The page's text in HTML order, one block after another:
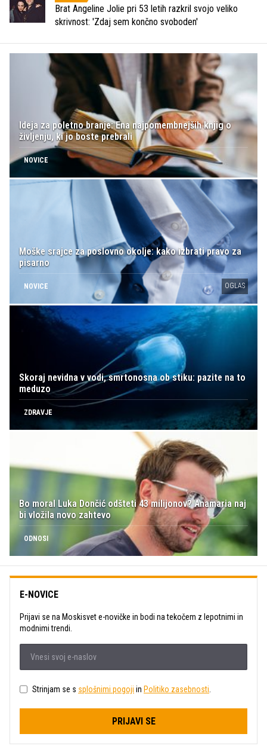
Brat Angeline Jolie pri 53 letih razkril svojo veliko
skrivnost: 'Zdaj sem končno svoboden'
Ideja za poletno branje: Ena najpomembnejših knjig o
življenju, ki jo boste prebrali
NOVICE
Moške srajce za poslovno okolje: kako izbrati pravo za
pisarno
NOVICE OGLAS
Skoraj nevidna v vodi, smrtonosna ob stiku: pazite na to
meduzo
ZDRAVJE
Bo moral Luka Dončić odšteti 43 milijonov? Anamaria naj
bi vložila novo zahtevo
ODNOSI
E-NOVICE
Prijavi se na Moskisvet e-novičke in bodi na tekočem z lepotnimi in
modnimi trendi.
Strinjam se s splošnimi pogoji in Politiko zasebnosti
PRIJAVI SE